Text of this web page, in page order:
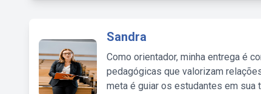
Sandra
Como orientador, minha entrega é
pedagógicas que valorizam
meta é guiar os estudantes em sua